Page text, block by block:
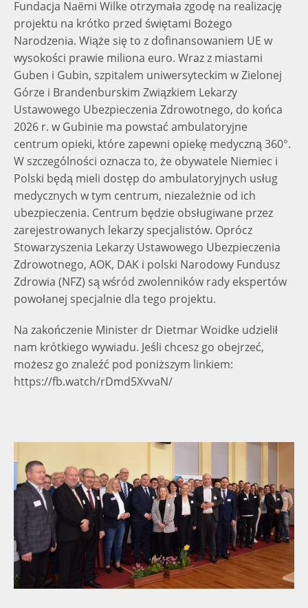
Fundacja Naëmi Wilke otrzymała zgodę na realizację
projektu na krótko przed świętami Bożego
Narodzenia. Wiąże się to z dofinansowaniem UE w
wysokości prawie miliona euro. Wraz z miastami
Guben i Gubin, szpitalem uniwersyteckim w Zielonej
Górze i Brandenburskim Związkiem Lekarzy
Ustawowego Ubezpieczenia Zdrowotnego, do końca
2026 r. w Gubinie ma powstać ambulatoryjne
centrum opieki, które zapewni opiekę medyczną 360°.
W szczególności oznacza to, że obywatele Niemiec i
Polski będą mieli dostęp do ambulatoryjnych usług
medycznych w tym centrum, niezależnie od ich
ubezpieczenia. Centrum będzie obsługiwane przez
zarejestrowanych lekarzy specjalistów. Oprócz
Stowarzyszenia Lekarzy Ustawowego Ubezpieczenia
Zdrowotnego, AOK, DAK i polski Narodowy Fundusz
Zdrowia (NFZ) są wśród zwolenników rady ekspertów
powołanej specjalnie dla tego projektu.
Na zakończenie Minister dr Dietmar Woidke udzielił
nam krótkiego wywiadu. Jeśli chcesz go obejrzeć,
możesz go znaleźć pod poniższym linkiem:
https://fb.watch/rDmd5XvvaN/